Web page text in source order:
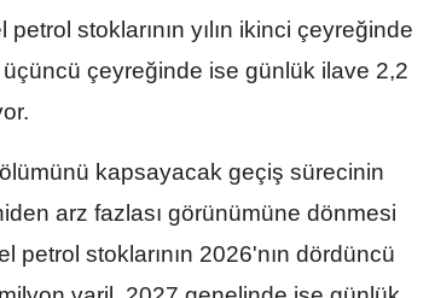
stoklarının yılın ikinci çeyreğinde
çeyreğinde ise günlük ilave 2,2
kapsayacak geçiş sürecinin
arz fazlası görünümüne dönmesi
petrol stoklarının 2026'nın dördüncü